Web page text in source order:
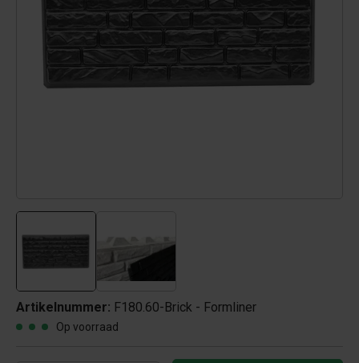
Artikelnummer: F180.60-Brick - Formliner
Op voorraad